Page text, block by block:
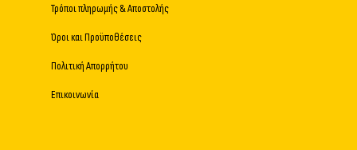
Τρόποι πληρωμής & Αποστολής
Όροι και Προϋποθέσεις
Πολιτική Απορρήτου
Επικοινωνία